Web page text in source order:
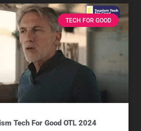
TECH FOR GOOD
Tech For Good OTL 2024